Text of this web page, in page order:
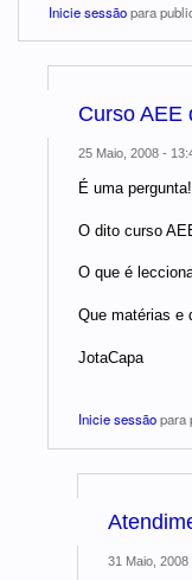
Inicie sessãopara
Curso AEE
25 Maio, 2008 -
É uma pergunta!
O dito curso
O que é
Que matérias e
JotaCapa
Inicie sessãopara
31 Maio, 2008